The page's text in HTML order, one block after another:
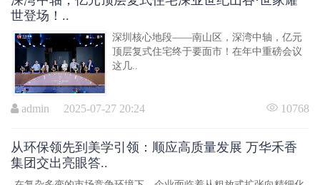
世登场！..
深圳核心地段——南山区，深湾中轴，亿元
顶层复式住宅终于要面市！在年中重磅会议
这几..
admin 2025-07-27 20:24 10768
从环保领先到美学引领：顺应高质量发展 万华禾香
集团交出亮眼答..